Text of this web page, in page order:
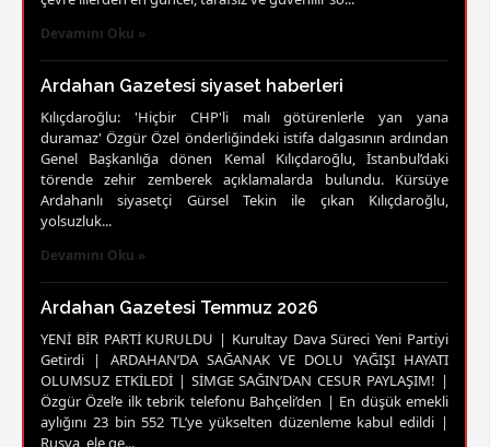
Devamını Oku »
Ardahan Gazetesi siyaset haberleri
Kılıçdaroğlu: 'Hiçbir CHP'li malı götürenlerle yan yana
duramaz' Özgür Özel önderliğindeki istifa dalgasının ardından
Genel Başkanlığa dönen Kemal Kılıçdaroğlu, İstanbul’daki
törende zehir zemberek açıklamalarda bulundu. Kürsüye
Ardahanlı siyasetçi Gürsel Tekin ile çıkan Kılıçdaroğlu,
yolsuzluk...
Devamını Oku »
Ardahan Gazetesi Temmuz 2026
YENİ BİR PARTİ KURULDU | Kurultay Dava Süreci Yeni Partiyi
Getirdi | ARDAHAN’DA SAĞANAK VE DOLU YAĞIŞI HAYATI
OLUMSUZ ETKİLEDİ | SİMGE SAĞIN’DAN CESUR PAYLAŞIM! |
Özgür Özel’e ilk tebrik telefonu Bahçeli’den | En düşük emekli
aylığını 23 bin 552 TL’ye yükselten düzenleme kabul edildi |
Rusya, ele ge...